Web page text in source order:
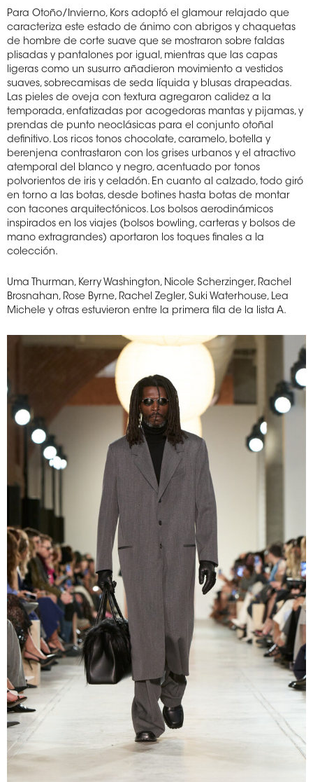
Para Otoño/Invierno, Kors adoptó el glamour relajado que
caracteriza este estado de ánimo con abrigos y chaquetas
de hombre de corte suave que se mostraron sobre faldas
plisadas y pantalones por igual, mientras que las capas
ligeras como un susurro añadieron movimiento a vestidos
suaves, sobrecamisas de seda líquida y blusas drapeadas.
Las pieles de oveja con textura agregaron calidez a la
temporada, enfatizadas por acogedoras mantas y pijamas, y
prendas de punto neoclásicas para el conjunto otoñal
definitivo. Los ricos tonos chocolate, caramelo, botella y
berenjena contrastaron con los grises urbanos y el atractivo
atemporal del blanco y negro, acentuado por tonos
polvorientos de iris y celadón. En cuanto al calzado, todo giró
en torno a las botas, desde botines hasta botas de montar
con tacones arquitectónicos. Los bolsos aerodinámicos
inspirados en los viajes (bolsos bowling, carteras y bolsos de
mano extragrandes) aportaron los toques finales a la
colección.
Uma Thurman, Kerry Washington, Nicole Scherzinger, Rachel
Brosnahan, Rose Byrne, Rachel Zegler, Suki Waterhouse, Lea
Michele y otras estuvieron entre la primera fila de la lista A.